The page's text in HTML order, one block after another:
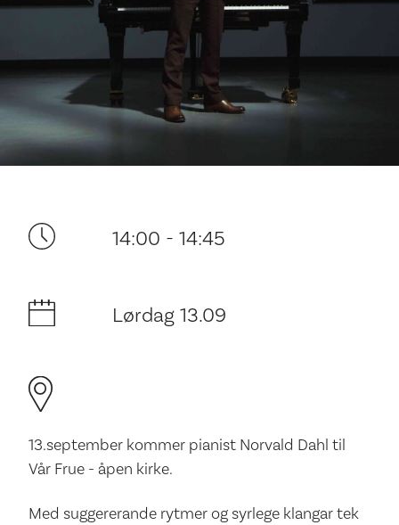
Ditt besøk
14:00 - 14:45
Lørdag 13.09
13.september kommer pianist Norvald Dahl til
Vår Frue - åpen kirke.
Med suggererande rytmer og syrlege klangar tek